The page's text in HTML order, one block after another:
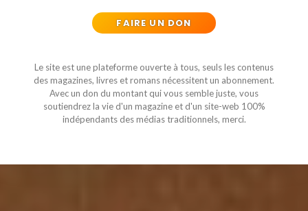
FAIRE UN DON
Le site est une plateforme ouverte à tous, seuls les contenus
des magazines, livres et romans nécessitent un abonnement.
Avec un don du montant qui vous semble juste, vous
soutiendrez la vie d'un magazine et d'un site-web 100%
indépendants des médias traditionnels, merci.